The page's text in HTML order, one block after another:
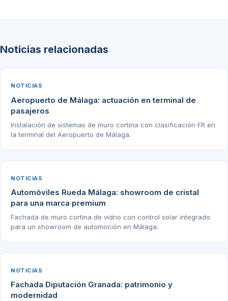
Noticias relacionadas
NOTICIAS
Aeropuerto de Málaga: actuación en terminal de
pasajeros
Instalación de sistemas de muro cortina con clasificación FR en
la terminal del Aeropuerto de Málaga.
NOTICIAS
Automóviles Rueda Málaga: showroom de cristal
para una marca premium
Fachada de muro cortina de vidrio con control solar integrado
para un showroom de automoción en Málaga.
NOTICIAS
Fachada Diputación Granada: patrimonio y
modernidad